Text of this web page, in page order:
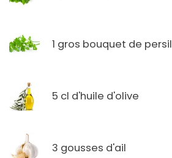
1 gros bouquet de persil
5 cl d'huile d'olive
3 gousses d'ail